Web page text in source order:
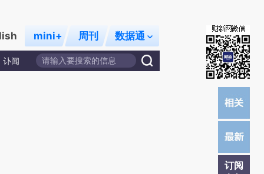
mini+ 周刊 数据通
讣闻
订阅